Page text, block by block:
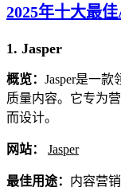
2025年十大最
1. Jasper
概览： Jasper是一
质量内容。它专为
而设计。
网站： Jasper
最佳用途： 内容营